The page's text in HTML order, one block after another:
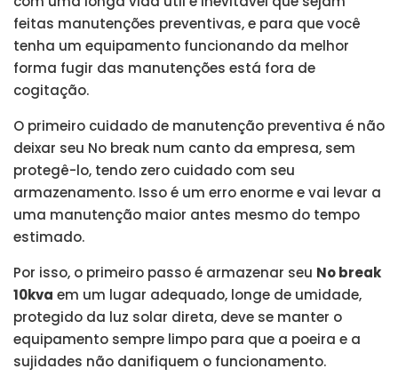
feitas manutenções preventivas, e para que você
tenha um equipamento funcionando da melhor
forma fugir das manutenções está fora de
cogitação.
O primeiro cuidado de manutenção preventiva é não
deixar seu No break num canto da empresa, sem
protegê-lo, tendo zero cuidado com seu
armazenamento. Isso é um erro enorme e vai levar a
uma manutenção maior antes mesmo do tempo
estimado.
Por isso, o primeiro passo é armazenar seu No break
10kva em um lugar adequado, longe de umidade,
protegido da luz solar direta, deve se manter o
equipamento sempre limpo para que a poeira e a
sujidades não danifiquem o funcionamento.